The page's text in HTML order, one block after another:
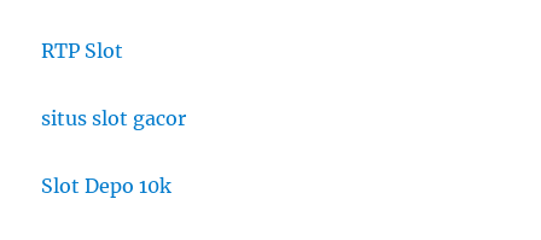
RTP Slot
situs slot gacor
Slot Depo 10k